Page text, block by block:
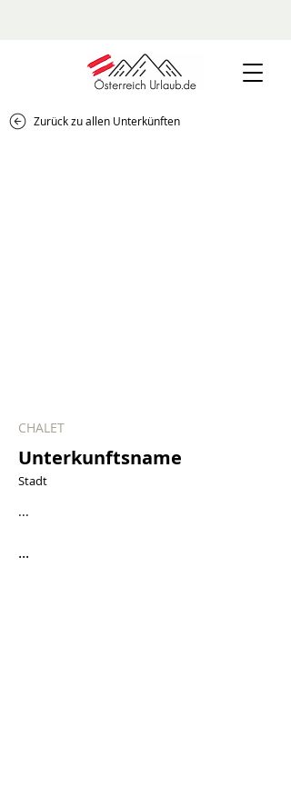
Zurück zu allen Unterkünften
CHALET
Unterkunftsname
Stadt
...
...